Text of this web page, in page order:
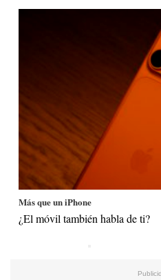
Más que un iPhone
¿El móvil también habla de ti?